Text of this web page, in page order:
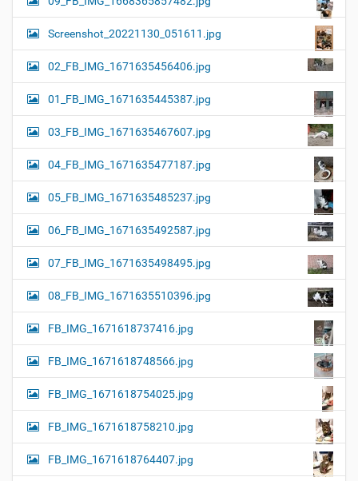
Screenshot_20221130_051611.jpg
02_FB_IMG_1671635456406.jpg
01_FB_IMG_1671635445387.jpg
03_FB_IMG_1671635467607.jpg
04_FB_IMG_1671635477187.jpg
05_FB_IMG_1671635485237.jpg
06_FB_IMG_1671635492587.jpg
07_FB_IMG_1671635498495.jpg
08_FB_IMG_1671635510396.jpg
FB_IMG_1671618737416.jpg
FB_IMG_1671618748566.jpg
FB_IMG_1671618754025.jpg
FB_IMG_1671618758210.jpg
FB_IMG_1671618764407.jpg